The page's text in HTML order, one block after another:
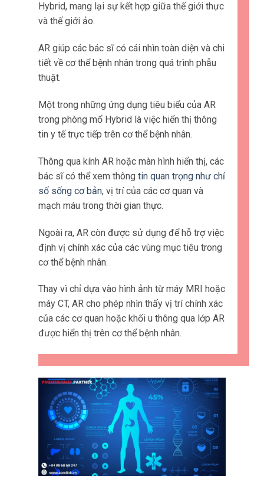
Hybrid, mang lại sự kết hợp giữa thế giới thực
và thế giới ảo.
AR giúp các bác sĩ có cái nhìn toàn diện và chi
tiết về cơ thể bệnh nhân trong quá trình phẫu
thuật.
Một trong những ứng dụng tiêu biểu của AR
trong phòng mổ Hybrid là việc hiển thị thông
tin y tế trực tiếp trên cơ thể bệnh nhân.
Thông qua kính AR hoặc màn hình hiển thị, các
bác sĩ có thể xem thông tin quan trọng như chỉ
số sống cơ bản, vị trí của các cơ quan và
mạch máu trong thời gian thực.
Ngoài ra, AR còn được sử dụng để hỗ trợ việc
định vị chính xác của các vùng mục tiêu trong
cơ thể bệnh nhân.
Thay vì chỉ dựa vào hình ảnh từ máy MRI hoặc
máy CT, AR cho phép nhìn thấy vị trí chính xác
của các cơ quan hoặc khối u thông qua lớp AR
được hiển thị trên cơ thể bệnh nhân.